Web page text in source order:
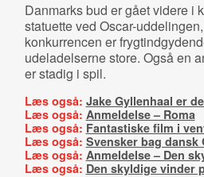
Danmarks bud er gået videre i
statuette ved Oscar-
konkurrencen er
udeladelserne store. Også en
er stadig i spil.
Læs også: Jake Gyllenhaal er
Læs også: Anmeldelse – Roma
Læs også: Fantastiske film i
Læs også: Svensker bag dansk
Læs også: Anmeldelse – Den
Læs også: Den skyldige vinder